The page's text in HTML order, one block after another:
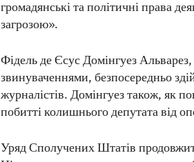
громадянські та політичні права
загрозою».
Фідель де Єсус Домінгуез Альварез,
звинуваченнями, безпосередньо
журналістів. Домінгуез також, як
побитті колишнього депутата від
Уряд Сполучених Штатів